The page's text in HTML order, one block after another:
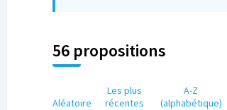
56 propositions
Aléatoire
Les plus
récentes
A-Z
(alphabétique)